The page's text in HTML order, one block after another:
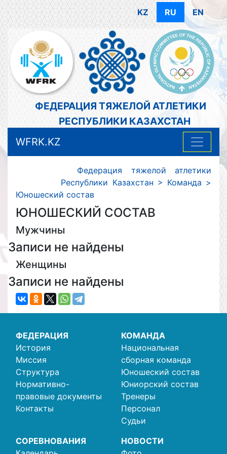
KZ RU EN
ФЕДЕРАЦИЯ ТЯЖЕЛОЙ АТЛЕТИКИ
РЕСПУБЛИКИ КАЗАХСТАН
WFRK.KZ
Федерация тяжелой атлетики
Республики Казахстан > Команда >
Юношеский состав
ЮНОШЕСКИЙ СОСТАВ
Мужчины
Записи не найдены
Женщины
Записи не найдены
ФЕДЕРАЦИЯ
История
Миссия
Структура
Нормативно-
правовые документы
Контакты
КОМАНДА
Национальная
сборная команда
Юношеский состав
Юниорский состав
Тренеры
Персонал
Судьи
СОРЕВНОВАНИЯ
НОВОСТИ